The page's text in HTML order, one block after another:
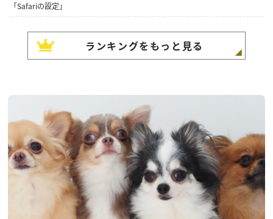
「Safariの設定」
ランキングをもっと見る